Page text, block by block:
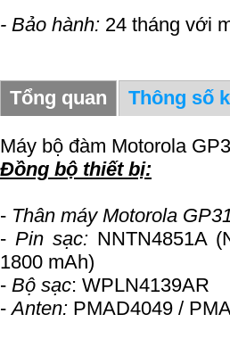
- Bảo hành: 24 tháng với
Tổng quan Thông số
Máy bộ đàm Motorola
Đồng bộ thiết bị:
- Thân máy Motorola
- Pin sạc: NNTN4851A
1800 mAh)
- Bộ sạc: WPLN4139AR
-Anten: PMAD4049 /